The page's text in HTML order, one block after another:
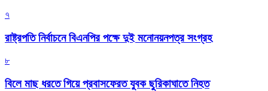
৭
রাষ্ট্রপতি নির্বাচনে বিএনপির পক্ষে দুই মনোনয়নপত্র সংগ্রহ
৮
বিলে মাছ ধরতে গিয়ে প্রবাসফেরত যুবক ছুরিকাঘাতে নিহত